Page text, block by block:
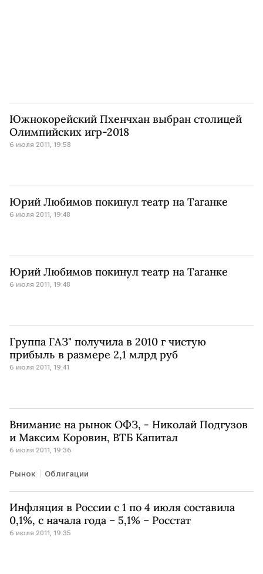
Южнокорейский Пхенчхан выбран столицей
Олимпийских игр-2018
6 июля 2011, 19:58
Юрий Любимов покинул театр на Таганке
6 июля 2011, 19:48
Юрий Любимов покинул театр на Таганке
6 июля 2011, 19:48
Группа ГАЗ" получила в 2010 г чистую
прибыль в размере 2,1 млрд руб
6 июля 2011, 19:41
Внимание на рынок ОФЗ, - Николай Подгузов
и Максим Коровин, ВТБ Капитал
6 июля 2011, 19:36
Рынок Облигации
Инфляция в России с 1 по 4 июля составила
0,1%, с начала года – 5,1% – Росстат
6 июля 2011, 19:35